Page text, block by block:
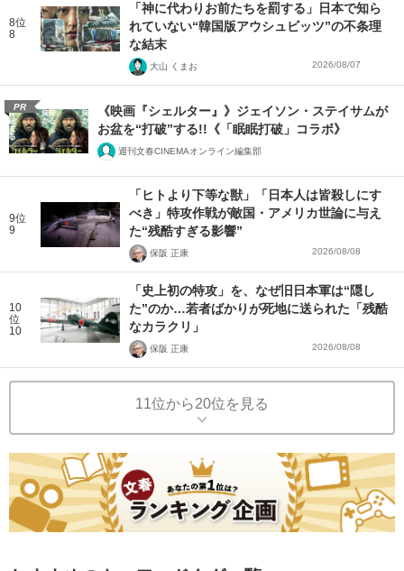
8位
8
「神に代わりお前たちを罰する」日本で知ら
れていない“韓国版アウシュビッツ”の不条理
な結末
大山 くまお 2026/08/07
PR
《映画『シェルター』》ジェイソン・ステイサムが
お盆を“打破”する!!《「眠眠打破」コラボ》
週刊文春CINEMAオンライン編集部
9位
9
「ヒトより下等な獣」「日本人は皆殺しにす
べき」特攻作戦が敵国・アメリカ世論に与え
た“残酷すぎる影響”
保阪 正康 2026/08/08
10
位
10
「史上初の特攻」を、なぜ旧日本軍は“隠し
た”のか…若者ばかりが死地に送られた「残酷
なカラクリ」
保阪 正康 2026/08/08
11位から20位を見る